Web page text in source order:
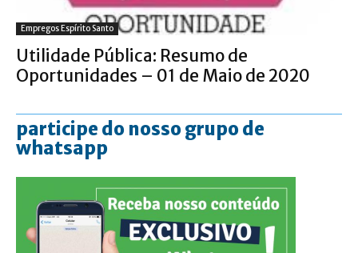
Empregos Espírito Santo
Utilidade Pública: Resumo de
Oportunidades – 01 de Maio de 2020
participe do nosso grupo de
whatsapp